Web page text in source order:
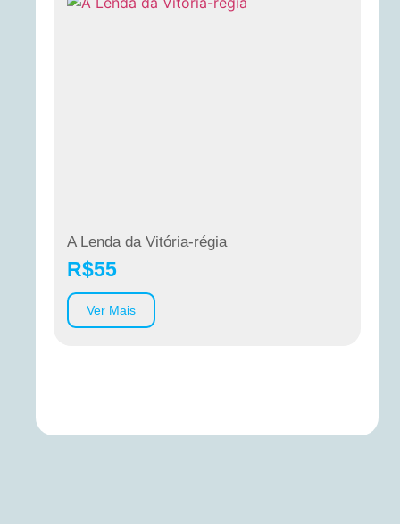
A Lenda da Vitória-régia
R$55
Ver Mais